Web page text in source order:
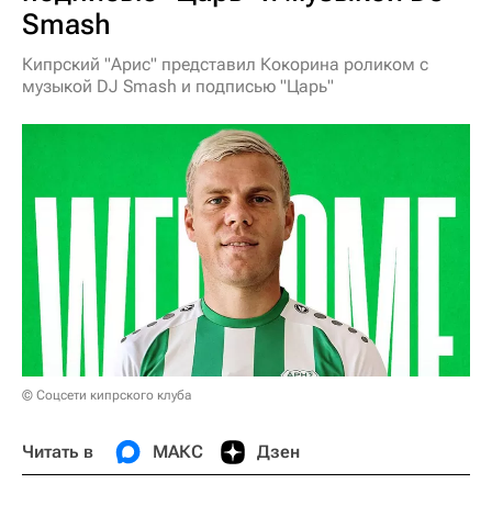
Smash
Кипрский "Арис" представил Кокорина роликом с
музыкой DJ Smash и подписью "Царь"
© Соцсети кипрского клуба
Читать в МАКС Дзен